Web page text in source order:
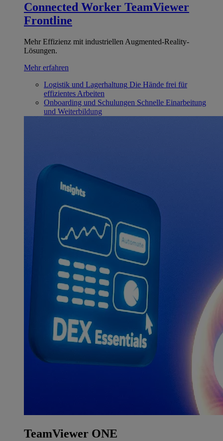
Connected Worker TeamViewer
Frontline
Mehr Effizienz mit industriellen Augmented-Reality-
Lösungen.
Mehr erfahren
Logistik und Lagerhaltung Die Hände frei für
effizientes Arbeiten
Onboarding und Schulungen Schnelle Einarbeitung
und Weiterbildung
TeamViewer ONE